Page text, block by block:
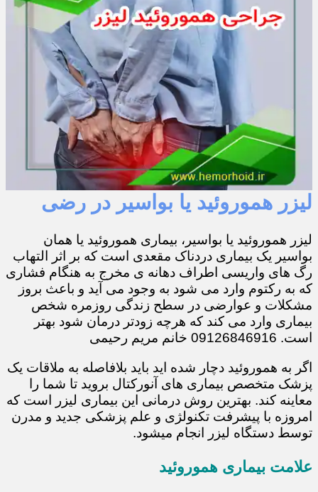
لیزر هموروئید یا بواسیر در رضی
لیزر هموروئید یا بواسیر، بیماری هموروئید یا همان
بواسیر یک بیماری دردناک مقعدی است که بر اثر التهاب
رگ های واریسی اطراف دهانه ی مخرج به هنگام فشاری
که به رکتوم وارد می شود به وجود می آید و باعث بروز
مشکلات و عوارضی در سطح زندگی روزمره شخص
بیماری وارد می کند که هرچه زودتر درمان شود بهتر
است. 09126846916 خانم مریم رحیمی
اگر به هموروئید دچار شده اید باید بلافاصله به ملاقات یک
پزشک متخصص بیماری های آنورکتال بروید تا شما را
معاینه کند. بهترین روش درمانی این بیماری لیزر است که
امروزه با پیشرفت تکنولژی و علم پزشکی جدید و مدرن
توسط دستگاه لیزر انجام میشود.
علامت بیماری هموروئید